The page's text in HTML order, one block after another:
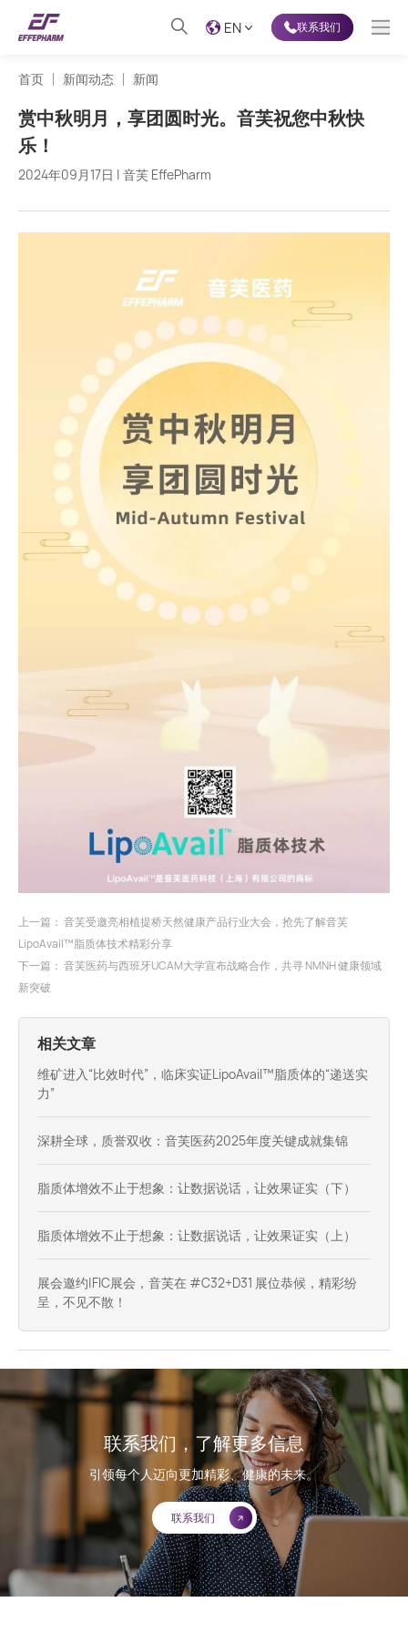
EN 联系我们
首页 新闻动态 新闻
赏中秋明月，享团圆时光。音芙祝您中秋快
乐！
2024年09月17日 | 音芙 EffePharm
上一篇： 音芙受邀亮相植提桥天然健康产品行业大会，抢先了解音芙
LipoAvail™️脂质体技术精彩分享
下一篇： 音芙医药与西班牙UCAM大学宣布战略合作，共寻 NMNH 健康领域
新突破
相关文章
维矿进入“比效时代”，临床实证LipoAvail™脂质体的“递送实
力”
深耕全球，质誉双收：音芙医药2025年度关键成就集锦
脂质体增效不止于想象：让数据说话，让效果证实（下）
脂质体增效不止于想象：让数据说话，让效果证实（上）
展会邀约|FIC展会，音芙在 #C32+D31​ 展位恭候，精彩纷
呈，不见不散！
联系我们，了解更多信息
引领每个人迈向更加精彩、健康的未来。
联系我们